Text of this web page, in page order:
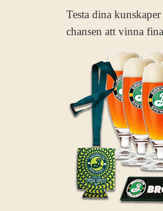
Testa dina
chansen att vinna